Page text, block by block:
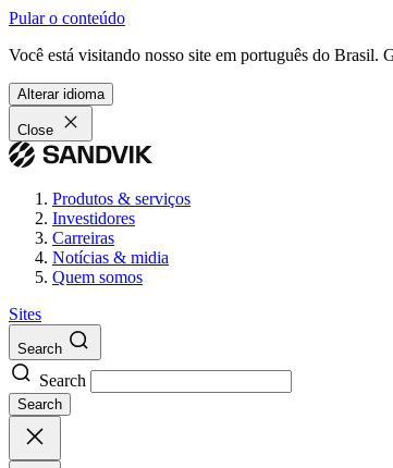
Pular o conteúdo
Você está visitando nosso site em português do Brasil.
Alterar idioma
Close
Produtos & serviços
Investidores
Carreiras
Notícias & midia
Quem somos
Sites
Search
Search
Search